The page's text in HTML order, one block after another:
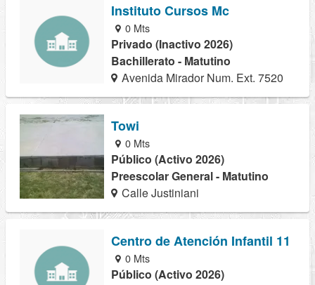
Instituto Cursos Mc
0 Mts
Privado (Inactivo 2026)
Bachillerato - Matutino
Avenida Mirador Num. Ext. 7520
Towi
0 Mts
Público (Activo 2026)
Preescolar General - Matutino
Calle Justiniani
Centro de Atención Infantil 11
0 Mts
Público (Activo 2026)